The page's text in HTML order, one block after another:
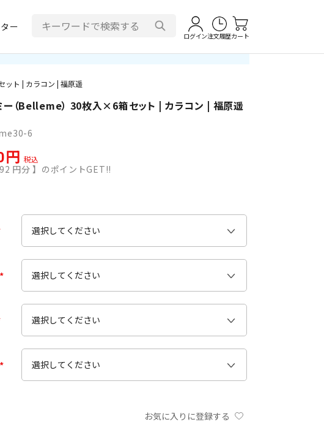
ー
ログイン注文履歴カート
ット | カラコン | 福原遥
ー（Belleme） 30枚入×6箱セット | カラコン | 福原遥
6
税込
円分 】のポイントGET!!
お気に入りに登録する